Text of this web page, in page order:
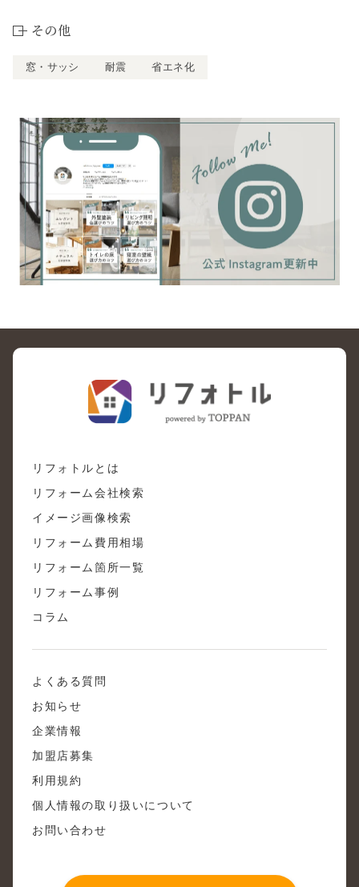
その他
窓・サッシ 耐震 省エネ化
リフォトルとは
リフォーム会社検索
イメージ画像検索
リフォーム費用相場
リフォーム箇所一覧
リフォーム事例
コラム
よくある質問
お知らせ
企業情報
加盟店募集
利用規約
個人情報の取り扱いについて
お問い合わせ